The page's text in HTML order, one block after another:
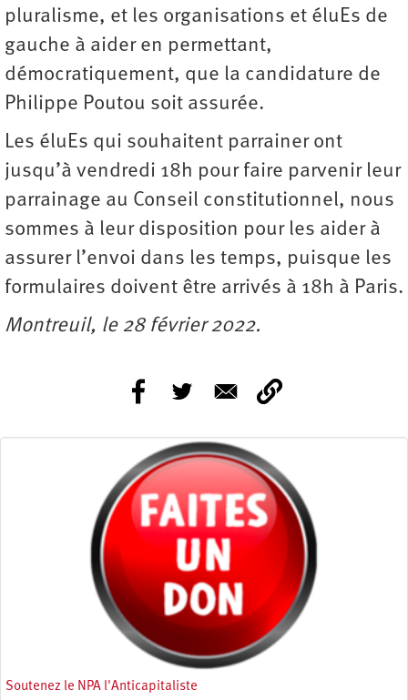
pluralisme, et les organisations et éluEs de
gauche à aider en permettant,
démocratiquement, que la candidature de
Philippe Poutou soit assurée.
Les éluEs qui souhaitent parrainer ont
jusqu’à vendredi 18h pour faire parvenir leur
parrainage au Conseil constitutionnel, nous
sommes à leur disposition pour les aider à
assurer l’envoi dans les temps, puisque les
formulaires doivent être arrivés à 18h à Paris.
Montreuil, le 28 février 2022.
Soutenez le NPA l'Anticapitaliste